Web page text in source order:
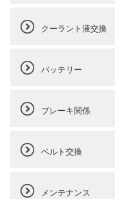
クーラント液交換
バッテリー
ブレーキ関係
ベルト交換
メンテナンス